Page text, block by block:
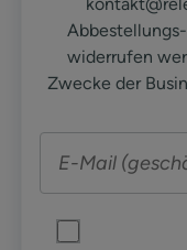
widerrufen
Zwecke der